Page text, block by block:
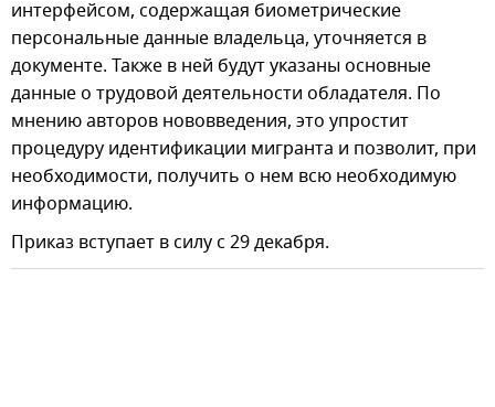
интерфейсом, содержащая биометрические
персональные данные владельца, уточняется в
документе. Также в ней будут указаны основные
данные о трудовой деятельности обладателя. По
мнению авторов нововведения, это упростит
процедуру идентификации мигранта и позволит, при
необходимости, получить о нем всю необходимую
информацию.
Приказ вступает в силу с 29 декабря.